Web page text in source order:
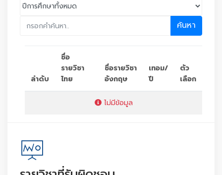
ค้นหา
ลำดับ
ชื่อ
รายวิชา
ไทย
ชื่อรายวิชา
อังกฤษ
เทอม/
ปี
ตัว
เลือก
ไม่มีข้อมูล